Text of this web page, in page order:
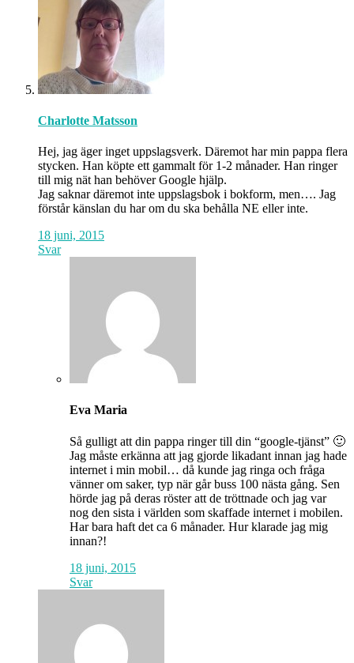
Charlotte Matsson
Hej, jag äger inget uppslagsverk. Däremot har min pappa flera
stycken. Han köpte ett gammalt för 1-2 månader. Han ringer
till mig nät han behöver Google hjälp.
Jag saknar däremot inte uppslagsbok i bokform, men…. Jag
förstår känslan du har om du ska behålla NE eller inte.
18 juni, 2015
Svar
Eva Maria
Så gulligt att din pappa ringer till din “google-tjänst” 🙂
Jag måste erkänna att jag gjorde likadant innan jag hade
internet i min mobil… då kunde jag ringa och fråga
vänner om saker, typ när går buss 100 nästa gång. Sen
hörde jag på deras röster att de tröttnade och jag var
nog den sista i världen som skaffade internet i mobilen.
Har bara haft det ca 6 månader. Hur klarade jag mig
innan?!
18 juni, 2015
Svar